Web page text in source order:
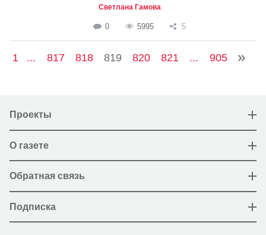
Светлана Гамова
0 5995 5
1 ... 817 818 819 820 821 ... 905
Проекты
О газете
Обратная связь
Подписка